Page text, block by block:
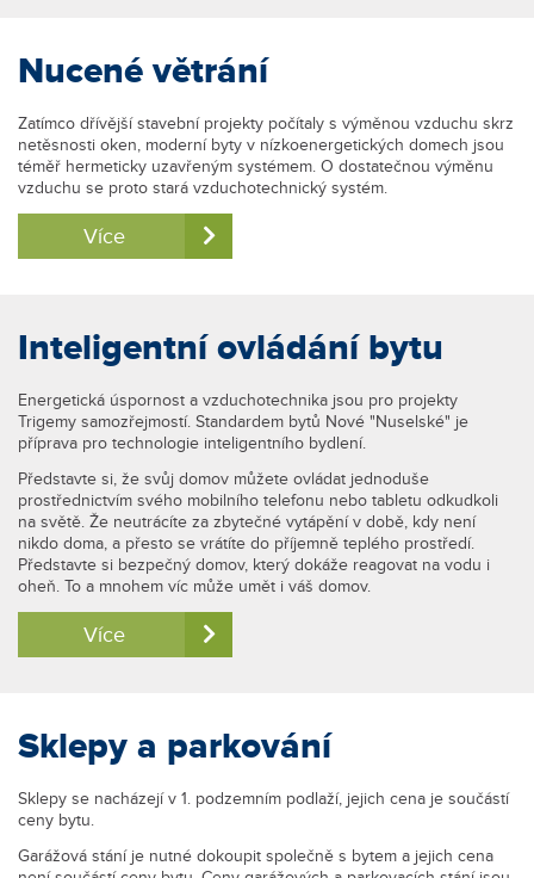
Nucené větrání
Zatímco dřívější stavební projekty počítaly s výměnou vzduchu skrz
netěsnosti oken, moderní byty v nízkoenergetických domech jsou
téměř hermeticky uzavřeným systémem. O dostatečnou výměnu
vzduchu se proto stará vzduchotechnický systém.
Více
Inteligentní ovládání bytu
Energetická úspornost a vzduchotechnika jsou pro projekty
Trigemy samozřejmostí. Standardem bytů Nové "Nuselské" je
příprava pro technologie inteligentního bydlení.
Představte si, že svůj domov můžete ovládat jednoduše
prostřednictvím svého mobilního telefonu nebo tabletu odkudkoli
na světě. Že neutrácíte za zbytečné vytápění v době, kdy není
nikdo doma, a přesto se vrátíte do příjemně teplého prostředí.
Představte si bezpečný domov, který dokáže reagovat na vodu i
oheň. To a mnohem víc může umět i váš domov.
Více
Sklepy a parkování
Sklepy se nacházejí v 1. podzemním podlaží, jejich cena je součástí
ceny bytu.
Garážová stání je nutné dokoupit společně s bytem a jejich cena